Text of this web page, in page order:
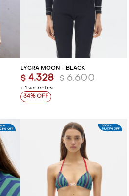
LYCRA MOON - BLACK
+ 1 variantes
$ 4.328 $ 6.600
34